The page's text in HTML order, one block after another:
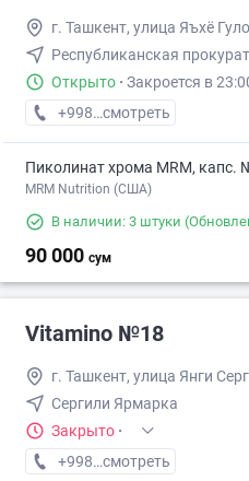
г. Ташкент, улица Яъхё
Республиканская
Открыто · Закроется в
+998 (99) XXX-XX-XX
смотреть
Пиколинат хрома MRM, капс.
MRM Nutrition (США)
В наличии: 3 штуки
90 000 сум
Vitamino №18
г. Ташкент, улица Янги
Сергили Ярмарка
Закрыто ·
+998 (77) XXX-XX-XX
смотреть